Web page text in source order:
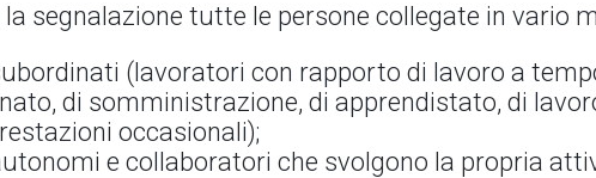
segnalazione tutte le persone collegate in vario
(lavoratori con rapporto di lavoro a
di somministrazione, di apprendistato, di
occasionali);
e collaboratori che svolgono la propria